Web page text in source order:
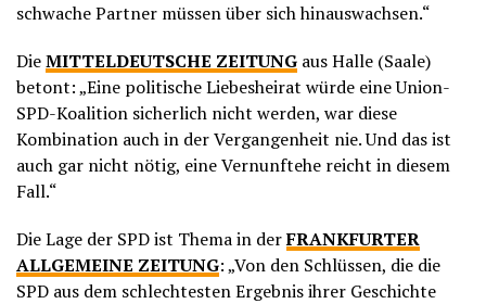
schwache Partner müssen über sich hinauswachsen.“
DieMITTELDEUTSCHE ZEITUNG aus Halle (Saale)
betont: „Eine politische Liebesheirat würde eine Union-
SPD-Koalition sicherlich nicht werden, war diese
Kombination auch in der Vergangenheit nie. Und das ist
auch gar nicht nötig, eine Vernunftehe reicht in diesem
Fall.“
Die Lage der SPD ist Thema in derFRANKFURTER
ALLGEMEINE ZEITUNG: „Von den Schlüssen, die die
SPD aus dem schlechtesten Ergebnis ihrer Geschichte